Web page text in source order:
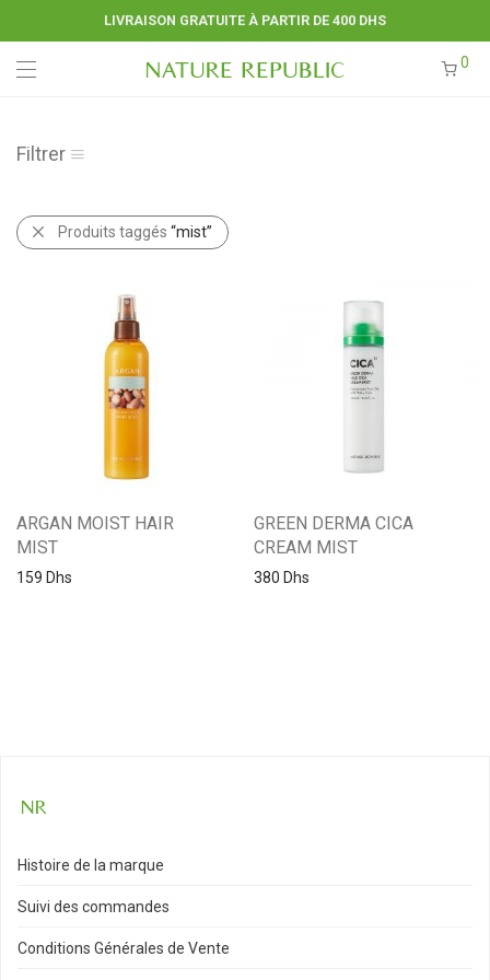
LIVRAISON GRATUITE À PARTIR DE 400 DHS
0
Filtrer
Produits taggés “mist”
ARGAN MOIST HAIR
MIST
159 Dhs
GREEN DERMA CICA
CREAM MIST
380 Dhs
Histoire de la marque
Suivi des commandes
Conditions Générales de Vente